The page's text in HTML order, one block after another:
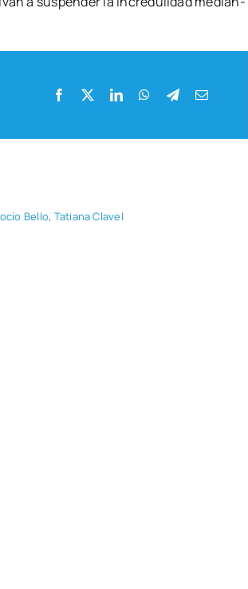
Bello, Tatia­na Cla­vel